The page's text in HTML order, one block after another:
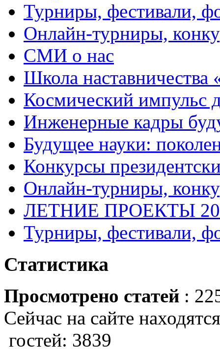
Турниры, фестивали,
Онлайн-турниры,
СМИ о нас
Школа
Космический импульс
Инженерные кадры
Будущее науки:
Конкурсы
Онлайн-турниры,
ЛЕТНИЕ ПРОЕКТЫ
Турниры, фестивали,
Статистика
Просмотрено статей :
Сейчас на сайте
гостей: 3839